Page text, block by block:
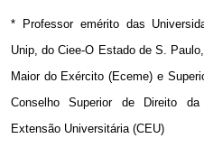
* Professor emérito das
Unip, do Ciee-O Estado de S.
Maior do Exército (Eceme) e
Conselho Superior de Direito
Extensão Universitária (CEU)